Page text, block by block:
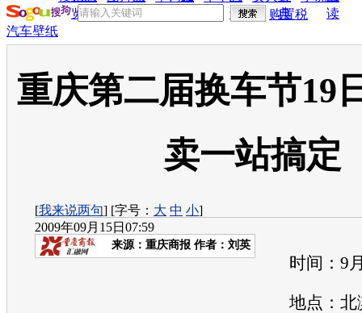
览器
赏
询
典
读
购置税
汽车壁纸
重庆第二届换车节19
卖一站搞定
[我来说两句] [字号： 大 中 小]
2009年09月15日07:59
来源： 重庆商报 作者：刘英
时间：9月
地点：北